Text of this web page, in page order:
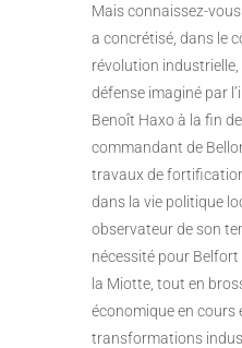
Mais connaissez-
a concrétisé, dans le
révolution
défense imaginé par
Benoît Haxo à la fin de
commandant de
travaux de
dans la vie politique
observateur de son
nécessité pour Belfort
la Miotte, tout en
économique en cours
transformations